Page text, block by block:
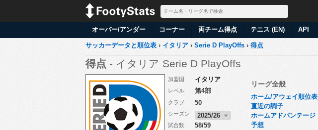
オーバー/アンダー コーナー 両チーム得点 テニス (EN) API
サッカーデータと順位表 › イタリア › Serie D PlayOffs › 得点
得点 - イタリア Serie D PlayOffs
加盟国 イタリア
レベル 第4部
クラブ 50
シーズン 2025/26
試合数 58/59
リーグ全般
ホーム/アウェイ順位表
直近の調子
ホームアドバンテージ
予想